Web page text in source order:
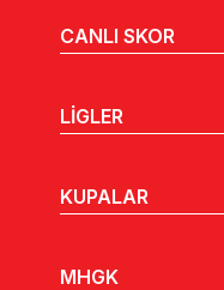
CANLI SKOR
LİGLER
KUPALAR
MHGK